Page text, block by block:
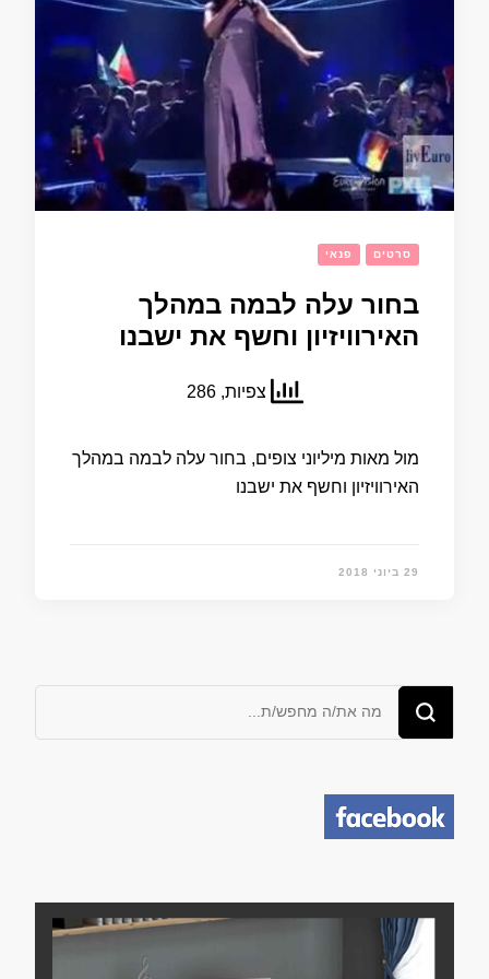
סרטים פנאי
בחור עלה לבמה במהלך
האירוויזיון וחשף את ישבנו
צפיות, 286
מול מאות מיליוני צופים, בחור עלה לבמה במהלך
האירוויזיון וחשף את ישבנו
29 ביוני 2018
מחפש/ת
משהו?